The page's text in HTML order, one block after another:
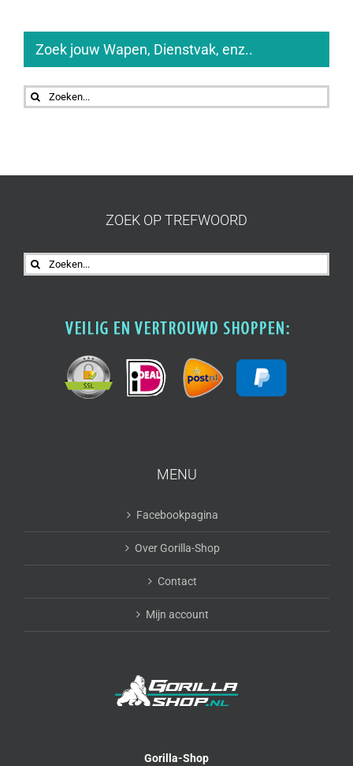
Zoek jouw Wapen, Dienstvak, enz..
Zoeken
naar:
ZOEK OP TREFWOORD
Zoeken
naar:
MENU
Facebookpagina
Over Gorilla-Shop
Contact
Mijn account
Gorilla-Shop